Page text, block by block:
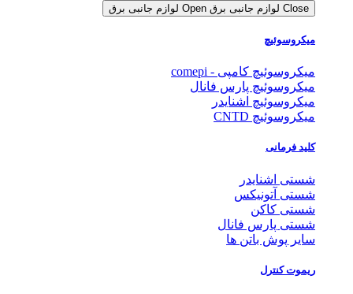
Close لوازم جانبی برق Open لوازم جانبی برق
میکروسوئیچ
میکروسوئیچ کامپی - comepi
میکروسوئیچ پارس فانال
میکروسوئیچ اشنایدر
میکروسوئیچ CNTD
کلید فرمانی
شستی اشنایدر
شستی آتونیکس
شستی کاکن
شستی پارس فانال
سایر پوش باتن ها
ریموت کنترل